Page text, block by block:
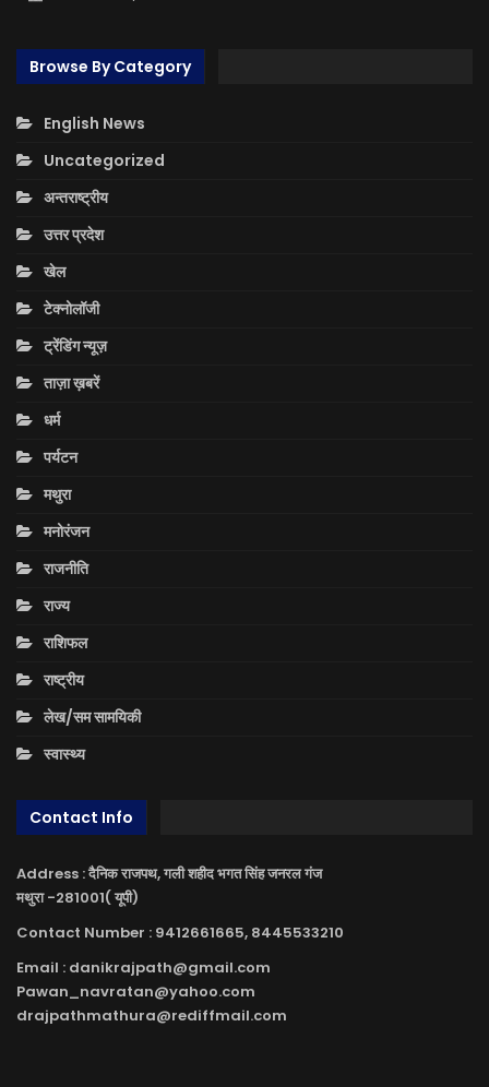
Browse By Category
English News
Uncategorized
अन्तराष्ट्रीय
उत्तर प्रदेश
खेल
टेक्नोलॉजी
ट्रेंडिंग न्यूज़
ताज़ा ख़बरें
धर्म
पर्यटन
मथुरा
मनोरंजन
राजनीति
राज्य
राशिफल
राष्ट्रीय
लेख/सम सामयिकी
स्वास्थ्य
Contact Info
Address : दैनिक राजपथ, गली शहीद भगत सिंह जनरल गंज
मथुरा -281001( यूपी)
Contact Number : 9412661665, 8445533210
Email : danikrajpath@gmail.com
Pawan_navratan@yahoo.com
drajpathmathura@rediffmail.com